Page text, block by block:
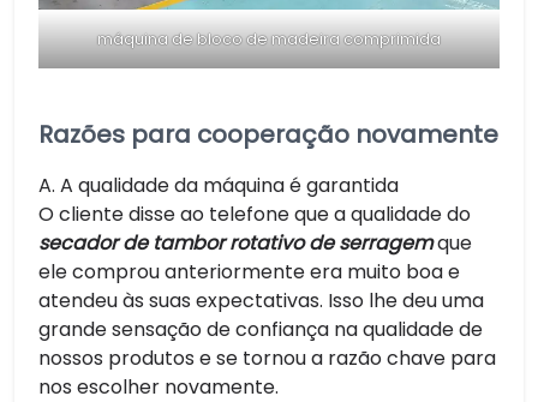
máquina de bloco de madeira comprimida
Razões para cooperação novamente
A. A qualidade da máquina é garantida
O cliente disse ao telefone que a qualidade do
secador de tambor rotativo de serragemque
ele comprou anteriormente era muito boa e
atendeu às suas expectativas. Isso lhe deu uma
grande sensação de confiança na qualidade de
nossos produtos e se tornou a razão chave para
nos escolher novamente.